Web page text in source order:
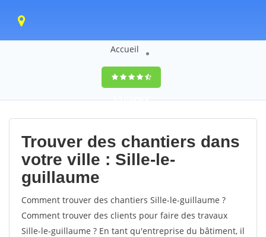
Accueil
9,5(100%)0
votes
Trouver des chantiers dans
votre ville : Sille-le-
guillaume
Comment trouver des chantiers Sille-le-guillaume ?
Comment trouver des clients pour faire des travaux
Sille-le-guillaume ? En tant qu'entreprise du bâtiment, il